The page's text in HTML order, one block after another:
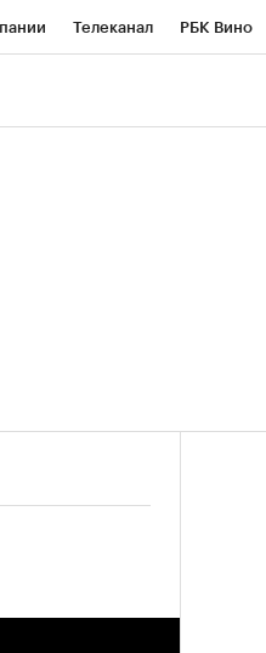
Телеканал РБК Вино